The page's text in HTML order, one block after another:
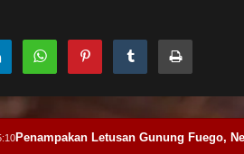
Penampakan Letusan Gunung Fuego,